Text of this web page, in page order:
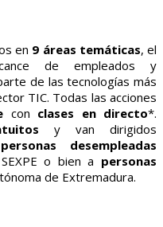
en 9 áreas temáticas, el
de empleados y
de las tecnologías más
TIC. Todas las acciones
con clases en directo*.
y van dirigidos
personas desempleadas
o bien a personas
de Extremadura.